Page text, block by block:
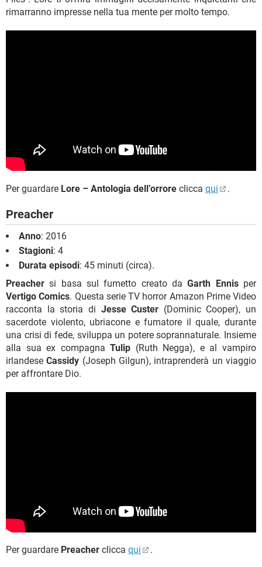
rimarranno impresse nella tua mente per molto tempo.
Per guardare Lore – Antologia dell’orrore clicca qui .
Preacher
Anno: 2016
Stagioni: 4
Durata episodi: 45 minuti (circa).
Preacher si basa sul fumetto creato daGarth Ennisper
Vertigo Comics. Questa serie TV horror Amazon Prime Video
racconta la storia di Jesse Custer (Dominic Cooper), un
sacerdote violento, ubriacone e fumatore il quale, durante
una crisi di fede, sviluppa un potere soprannaturale. Insieme
alla sua ex compagnaTulip (Ruth Negga), e al vampiro
irlandeseCassidy (Joseph Gilgun), intraprenderà un viaggio
per affrontare Dio.
Per guardare Preacher clicca qui .